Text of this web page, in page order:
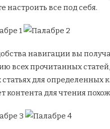
настроить все под себя.
навигации вы
всех прочитанных
для определенных
контента для чтения